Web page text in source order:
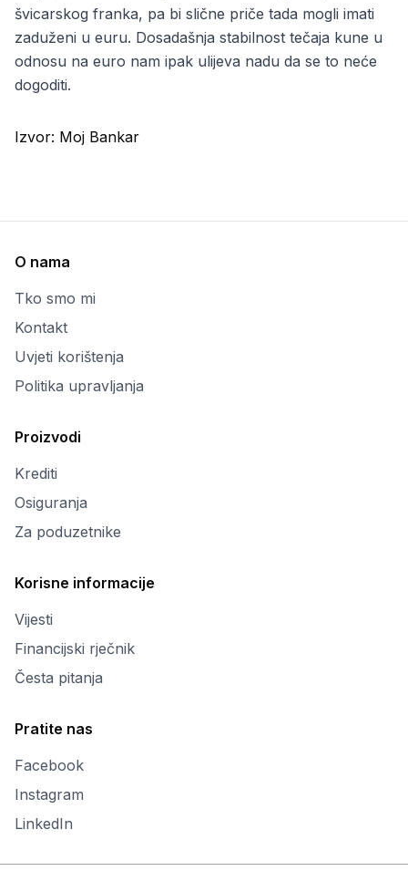
švicarskog franka, pa bi slične priče tada mogli imati
zaduženi u euru. Dosadašnja stabilnost tečaja kune u
odnosu na euro nam ipak ulijeva nadu da se to neće
dogoditi.
Izvor: Moj Bankar
O nama
Tko smo mi
Kontakt
Uvjeti korištenja
Politika upravljanja
Proizvodi
Krediti
Osiguranja
Za poduzetnike
Korisne informacije
Vijesti
Financijski rječnik
Česta pitanja
Pratite nas
Facebook
Instagram
LinkedIn